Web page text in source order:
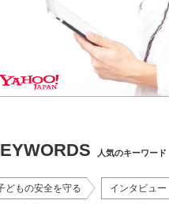
人気のキーワード
どもの安全を守る インタビュー